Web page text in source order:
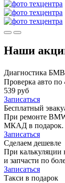
Наши
Диагностика
Проверка авто по
539 руб
Записаться
Бесплатный
При ремонте
МКАД в подарок.
Записаться
Сделаем дешевле
При калькуляции
и запчасти по
Записаться
Такси в подарок